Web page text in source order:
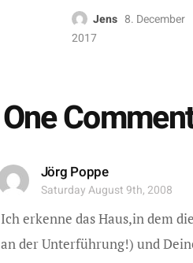
Jens 8. December
2017
One
Jörg Poppe
Saturday August 9th, 2008
Ich erkenne das Haus,in dem
an der Unterführung!) und